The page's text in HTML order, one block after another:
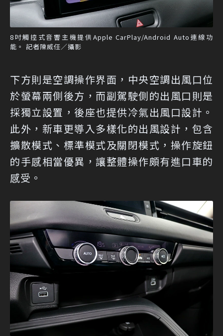
8吋觸控式音響主機提供Apple CarPlay/Android Auto連線功
能。 記者陳威任／攝影
下方則是空調操作界面，中央空調出風口位
於螢幕兩側後方，而副駕駛側的出風口則是
採獨立設置，後座也提供冷氣出風口設計。
此外，新車更導入多樣化的出風設計，包含
擴散模式、標準模式及關閉模式，操作旋鈕
的手感相當優異，讓整體操作頗有進口車的
感受。